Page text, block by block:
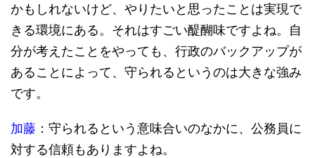
かもしれないけど、やりたいと思ったことは実現で
きる環境にある。それはすごい醍醐味ですよね。自
分が考えたことをやっても、行政のバックアップが
あることによって、守られるというのは大きな強み
です。
加藤 ：守られるという意味合いのなかに、公務員に
対する信頼もありますよね。